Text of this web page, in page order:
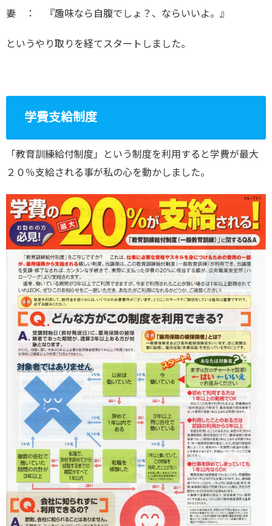
妻 ： 『趣味なら自腹でしょ？、ならいいよ。』
というやり取りを経てスタートしました。
学費支給制度
「教育訓練給付制度」という制度を利用すると学費が最大
２０％支給される事が私の心を動かしました。